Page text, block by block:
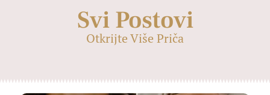
Svi Postovi
Otkrijte Više Priča